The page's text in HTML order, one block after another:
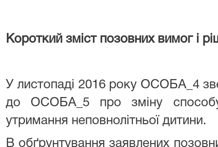
Короткий зміст позовних вимог і
У листопаді 2016 року ОСОБА_4
до ОСОБА_5 про зміну способу
утримання неповнолітньої дитини.
В обґрунтування заявлених